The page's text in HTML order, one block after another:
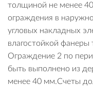
толщиной не менее
ограждения в
угловых накладных
влагостойкой
Ограждение 2 по
быть выполнено из
менее 40 мм.Счеты